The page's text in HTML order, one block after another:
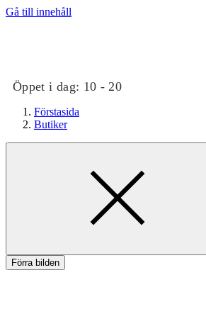
Gå till innehåll
Öppet i dag: 10 - 20
Mat och dryck
Erbjudanden
Förstasida
Butiker
Förra bilden